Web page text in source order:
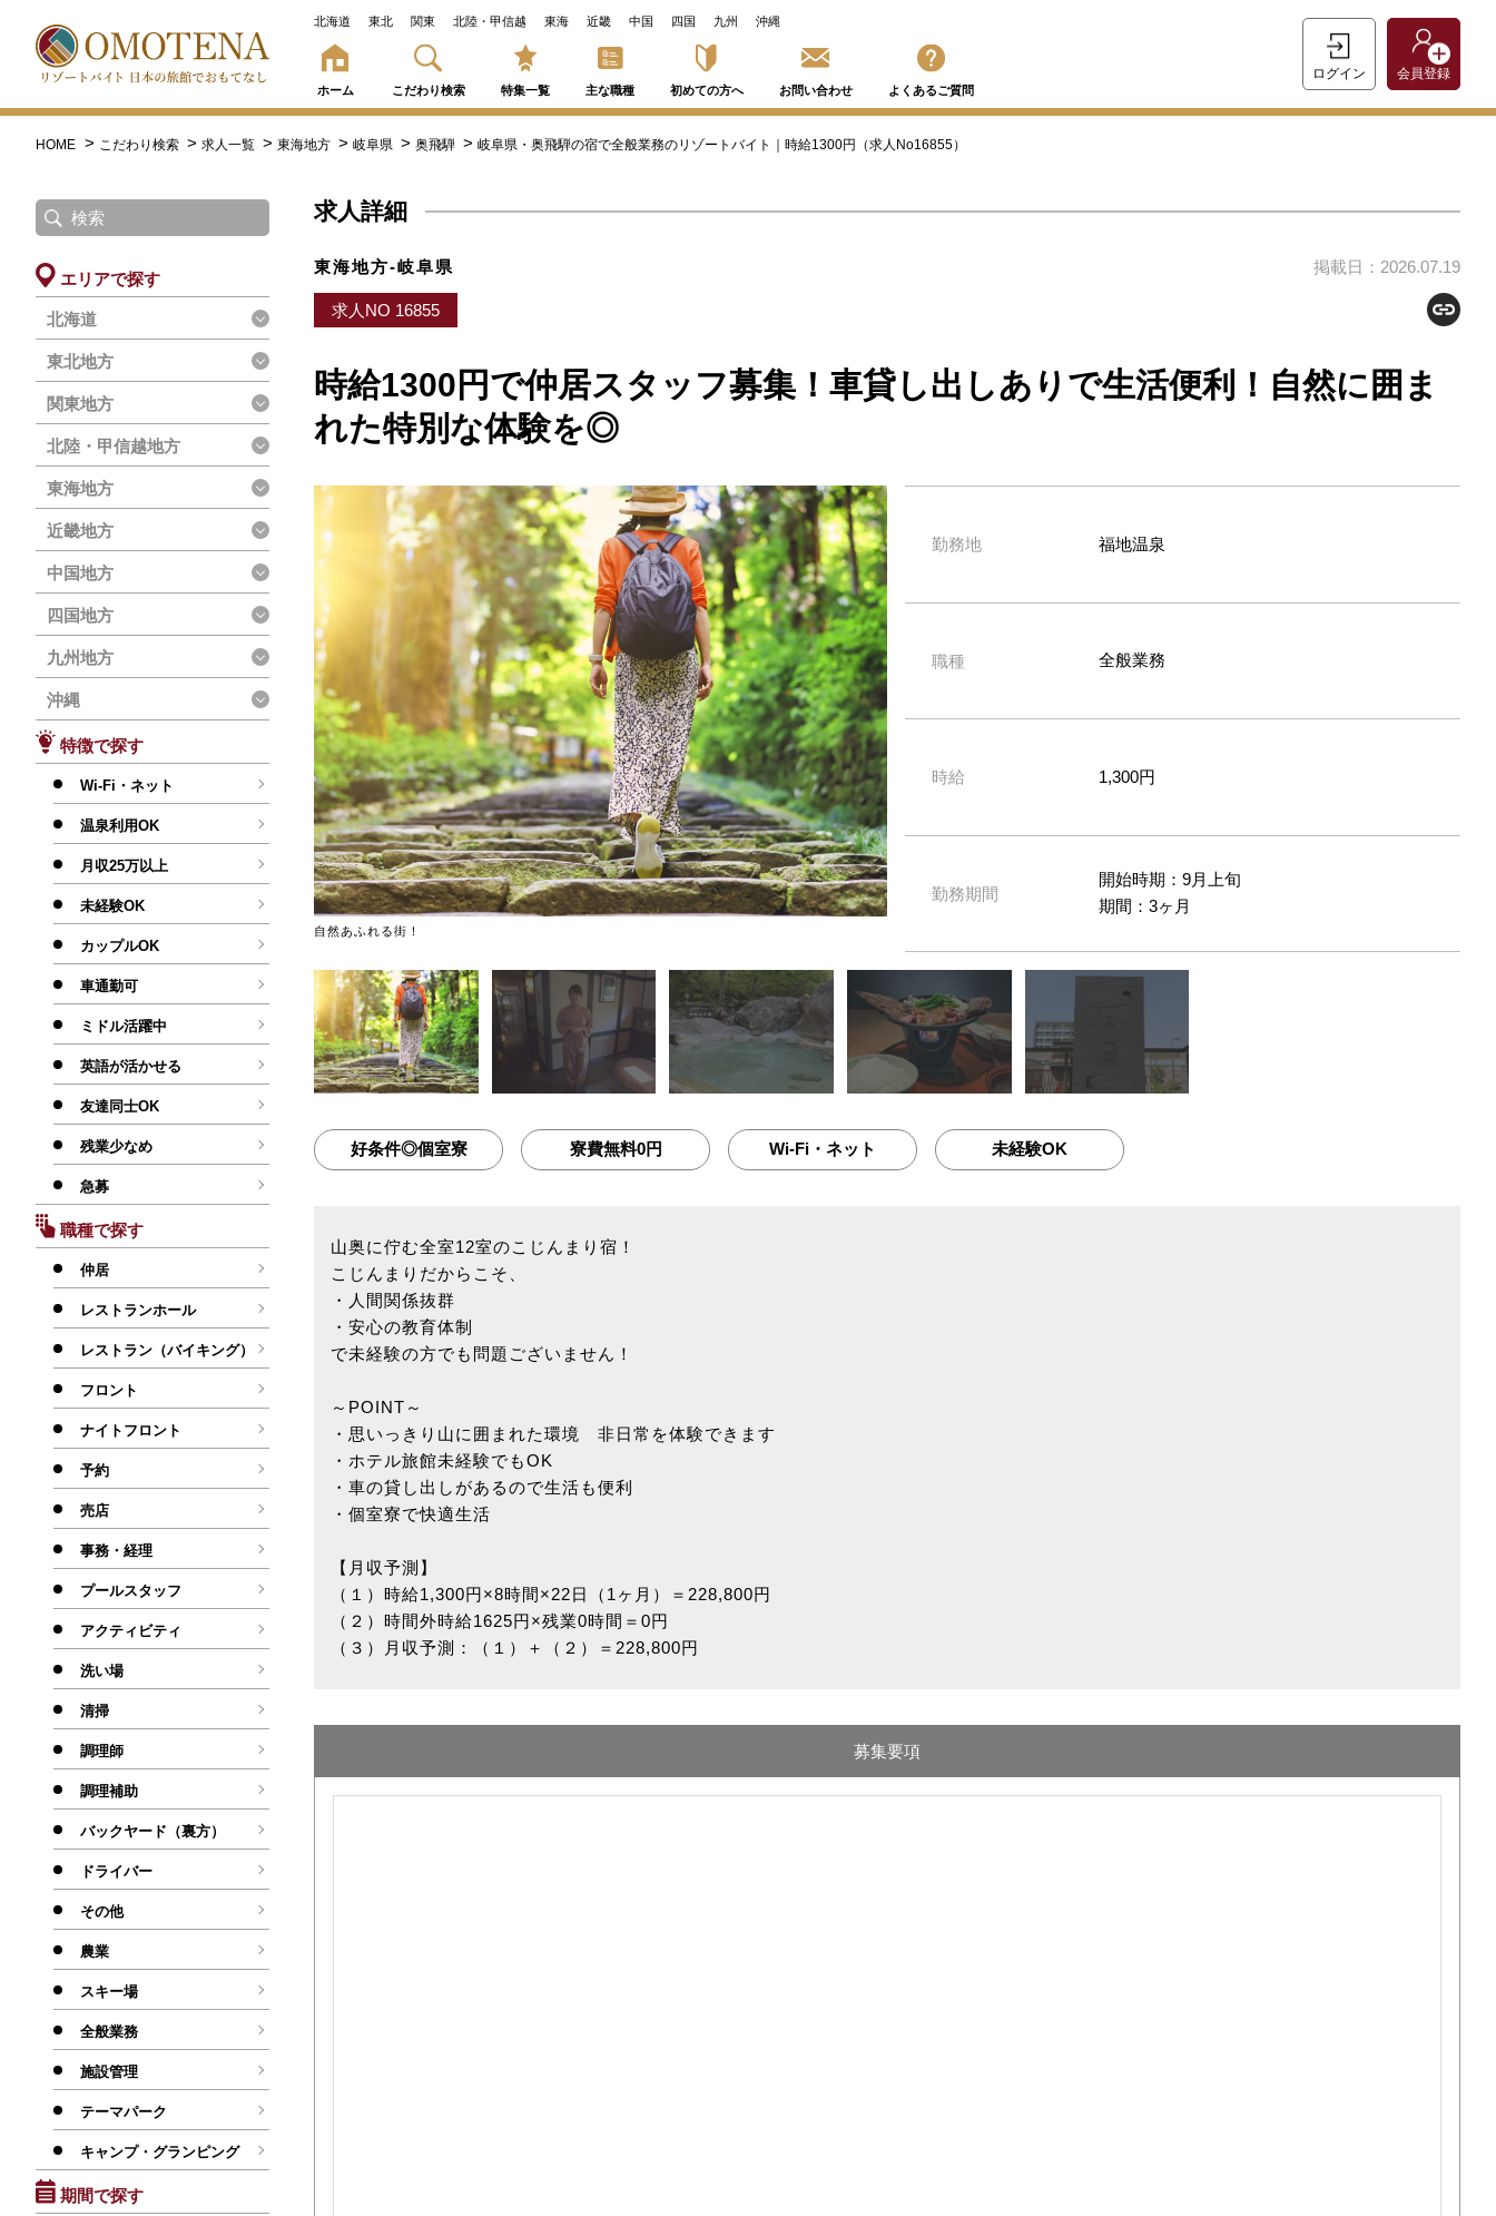
北海道 東北 関東 北陸・甲信越 東海 近畿 中国 四国 九州 沖縄
ホーム こだわり検索 特集一覧 主な職種 初めての方へ お問い合わせ よくあるご質問
ログイン 会員登録
HOME こだわり検索 求人一覧 東海地方 岐阜県 奥飛騨 岐阜県・奥飛騨の宿で全般業務のリゾートバイト｜時給1300円（求人No16855）
エリアで探す
北海道
東北地方
関東地方
北陸・甲信越地方
東海地方
近畿地方
中国地方
四国地方
九州地方
沖縄
特徴で探す
Wi-Fi・ネット
温泉利用OK
月収25万以上
未経験OK
カップルOK
車通勤可
ミドル活躍中
英語が活かせる
友達同士OK
残業少なめ
急募
職種で探す
仲居
レストランホール
レストラン（バイキング）
フロント
ナイトフロント
予約
売店
事務・経理
プールスタッフ
アクティビティ
洗い場
清掃
調理師
調理補助
バックヤード（裏方）
ドライバー
その他
農業
スキー場
全般業務
施設管理
テーマパーク
キャンプ・グランピング
期間で探す
求人詳細
東海地方-岐阜県 掲載日：2026.07.19
求人NO 16855
時給1300円で仲居スタッフ募集！車貸し出しありで生活便利！自然に囲ま
れた特別な体験を◎
自然あふれる街！
勤務地 福地温泉
職種 全般業務
時給 1,300円
勤務期間
開始時期：9月上旬
期間：3ヶ月
好条件◎個室寮 寮費無料0円 Wi-Fi・ネット 未経験OK
山奥に佇む全室12室のこじんまり宿！
こじんまりだからこそ、
・人間関係抜群
・安心の教育体制
で未経験の方でも問題ございません！
～POINT～
・思いっきり山に囲まれた環境 非日常を体験できます
・ホテル旅館未経験でもOK
・車の貸し出しがあるので生活も便利
・個室寮で快適生活
【月収予測】
（１）時給1,300円×8時間×22日（1ヶ月）＝228,800円
（２）時間外時給1625円×残業0時間＝0円
（３）月収予測：（１）＋（２）＝228,800円
募集要項